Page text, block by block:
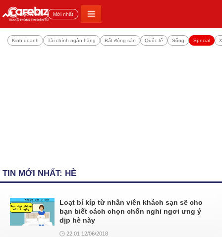
Đọc nhiều Mới nhất
Kinh doanh Tài chính ngân hàng Bất động sản Quốc tế Sống Special
TIN MỚI NHẤT: HÈ
Loạt bí kíp từ nhân viên khách sạn sẽ cho
bạn biết cách chọn chốn nghỉ ngơi ưng ý
dịp hè này
22:01 12/06/2018